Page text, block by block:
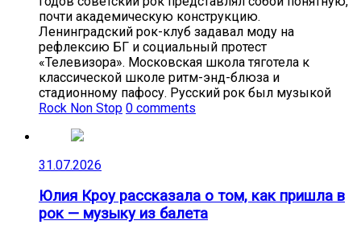
почти академическую конструкцию.
Ленинградский рок-клуб задавал моду на
рефлексию БГ и социальный протест
«Телевизора». Московская школа тяготела к
классической школе ритм-энд-блюза и
стадионному пафосу. Русский рок был музыкой
Rock Non Stop 0 comments
31.07.2026
Юлия Кроу рассказала о том, как пришла в
рок — музыку из балета